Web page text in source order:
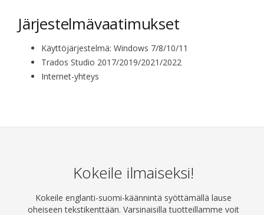
Järjestelmävaatimukset
Käyttöjärjestelmä: Windows 7/8/10/11
Trados Studio 2017/2019/2021/2022
Internet-yhteys
Kokeile ilmaiseksi!
Kokeile englanti-suomi-käännintä syöttämällä lause
oheiseen tekstikenttään. Varsinaisilla tuotteillamme voit